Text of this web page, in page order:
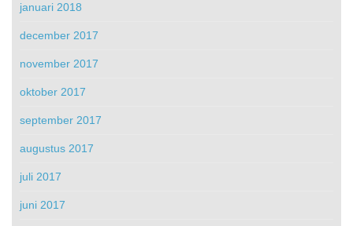
januari 2018
december 2017
november 2017
oktober 2017
september 2017
augustus 2017
juli 2017
juni 2017